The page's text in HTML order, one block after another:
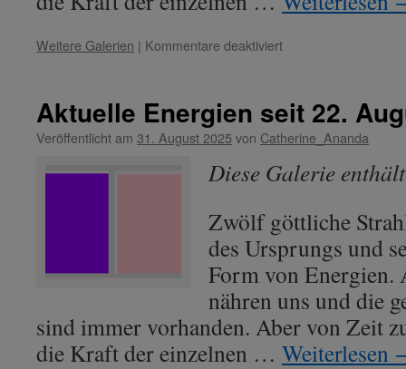
Weitere Galerien | Kommentare deaktiviertfür
06.
März
Aktuelle Energien seit 22.
Veröffentlicht am 31. August 2025 von Catherine_Ananda
Diese Galerie
Zwölf göttliche
des Ursprungs und
Form von Energien.
nähren uns und die
sind immer vorhanden. Aber von Zeit
die Kraft der einzelnen … Weiterlesen